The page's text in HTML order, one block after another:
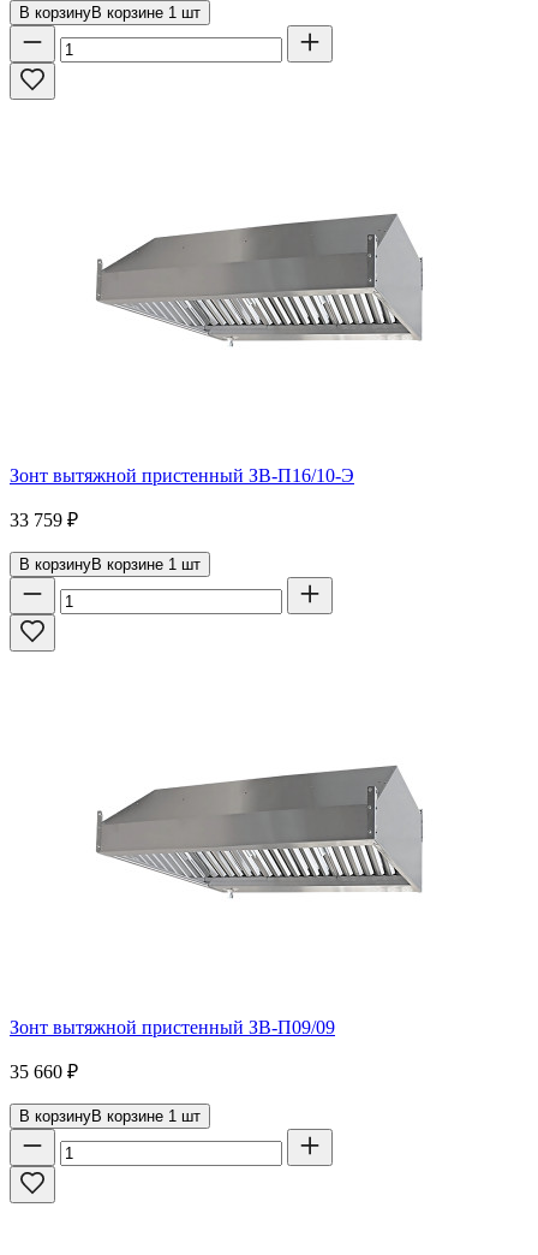
В корзинуВ корзине 1 шт
Зонт вытяжной пристенный ЗВ-П16/10-Э
33 759 ₽
В корзинуВ корзине 1 шт
Зонт вытяжной пристенный ЗВ-П09/09
35 660 ₽
В корзинуВ корзине 1 шт